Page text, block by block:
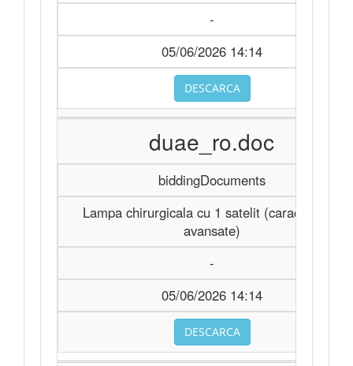
-
05/06/2026 14:14
DESCARCA
duae_ro.doc
biddingDocuments
Lampa chirurgicala cu 1 satelit (caracteristici
avansate)
-
05/06/2026 14:14
DESCARCA